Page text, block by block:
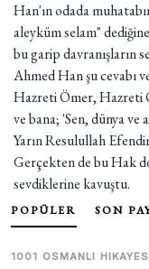
Han'ın odada
aleyküm selam"
bu garip davranışların
Ahmed Han şu cevabı
Hazreti Ömer, Hazreti
ve bana; 'Sen, dünya ve
Yarın Resulullah
Gerçekten de bu Hak
sevdiklerine kavuştu.
POPÜLER SON
1001 OSMANLI